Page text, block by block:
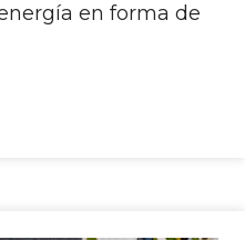
en forma de